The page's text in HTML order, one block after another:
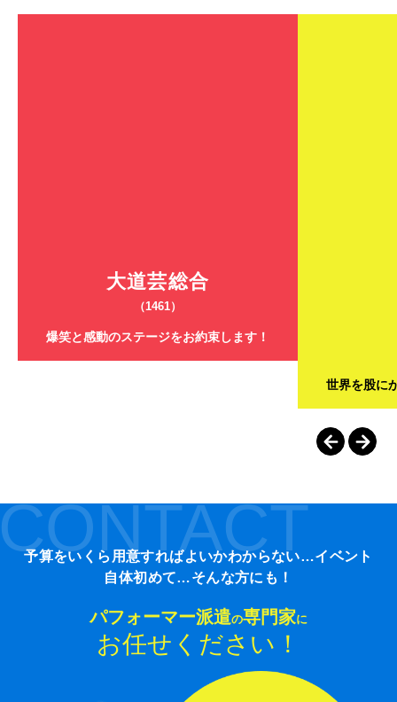
大道芸総合
（1461）
爆笑と感動のステージをお約束します！
世界を股に
予算をいくら用意すればよいかわからない…イベント
自体初めて…そんな方にも！
パフォーマー派遣の専門家に
お任せください！